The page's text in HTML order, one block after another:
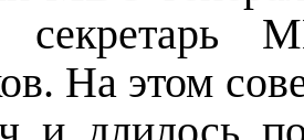
На этом